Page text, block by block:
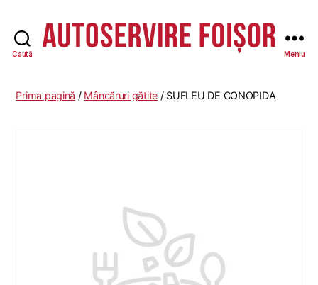
Caută Meniu
Prima pagină / Mâncăruri gătite / SUFLEU DE CONOPIDA